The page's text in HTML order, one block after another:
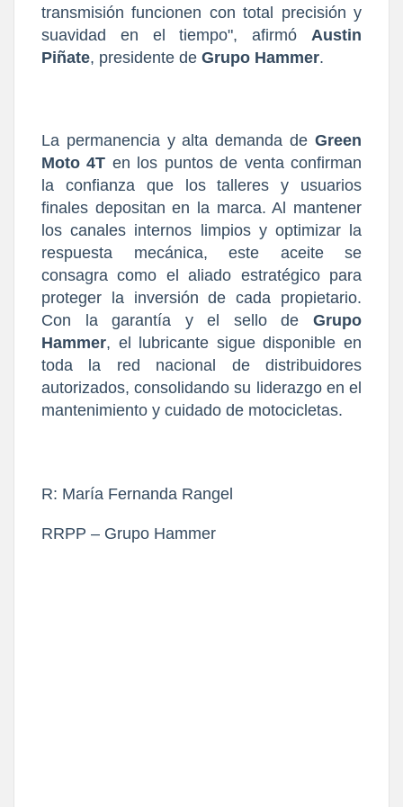
transmisión funcionen con total precisión y
suavidad en el tiempo", afirmó Austin
Piñate, presidente de Grupo Hammer.
La permanencia y alta demanda de Green
Moto 4T en los puntos de venta confirman
la confianza que los talleres y usuarios
finales depositan en la marca. Al mantener
los canales internos limpios y optimizar la
respuesta mecánica, este aceite se
consagra como el aliado estratégico para
proteger la inversión de cada propietario.
Con la garantía y el sello de Grupo
Hammer, el lubricante sigue disponible en
toda la red nacional de distribuidores
autorizados, consolidando su liderazgo en el
mantenimiento y cuidado de motocicletas.
R: María Fernanda Rangel
RRPP – Grupo Hammer